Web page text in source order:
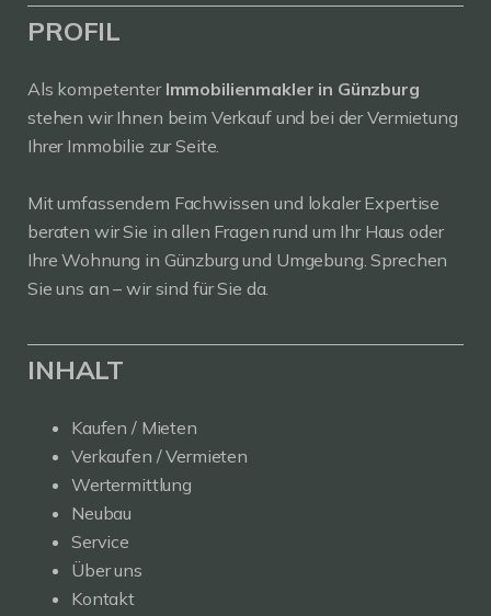
PROFIL
Als kompetenter Immobilienmakler in Günzburg
stehen wir Ihnen beim Verkauf und bei der Vermietung
Ihrer Immobilie zur Seite.
Mit umfassendem Fachwissen und lokaler Expertise
beraten wir Sie in allen Fragen rund um Ihr Haus oder
Ihre Wohnung in Günzburg und Umgebung. Sprechen
Sie uns an – wir sind für Sie da.
INHALT
Kaufen / Mieten
Verkaufen / Vermieten
Wertermittlung
Neubau
Service
Über uns
Kontakt